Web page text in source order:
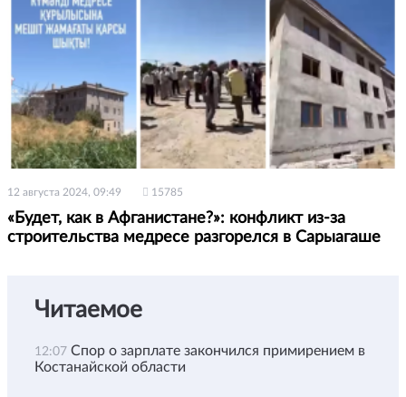
12 августа 2024, 09:49 15785
«Будет, как в Афганистане?»: конфликт из-за
строительства медресе разгорелся в Сарыагаше
Читаемое
12:07 Спор о зарплате закончился примирением в
Костанайской области